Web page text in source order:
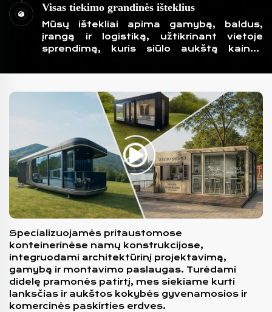
Visas tiekimo grandinės išteklius
Mūsų ištekliai apima gamybą, baldus,
įrangą ir logistiką, užtikrinant vietoje
sprendimą, kuris siūlo aukštą kainos
Specializuojamės pritaustomose
konteinerinėse namų konstrukcijose,
integruodami architektūrinį projektavimą,
gamybą ir montavimo paslaugas. Turėdami
didelę pramonės patirtį, mes siekiame kurti
lanksčias ir aukštos kokybės gyvenamosios ir
komercinės paskirties erdves.